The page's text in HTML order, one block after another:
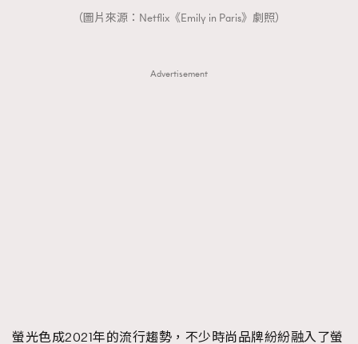
TRENDING
（圖片來源：Netflix《Emily in Paris》劇照）
Advertisement
螢光色成2021年的流行趨勢，不少時尚品牌紛紛融入了螢